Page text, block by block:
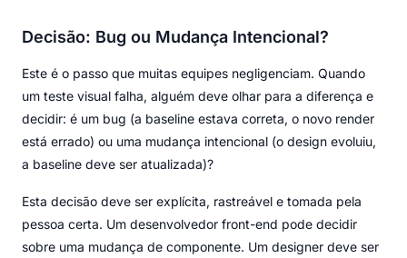
Decisão: Bug ou Mudança Intencional?
Este é o passo que muitas equipes negligenciam. Quando
um teste visual falha, alguém deve olhar para a diferença e
decidir: é um bug (a baseline estava correta, o novo render
está errado) ou uma mudança intencional (o design evoluiu,
a baseline deve ser atualizada)?
Esta decisão deve ser explícita, rastreável e tomada pela
pessoa certa. Um desenvolvedor front-end pode decidir
sobre uma mudança de componente. Um designer deve ser